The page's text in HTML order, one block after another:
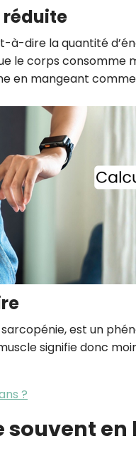
réduite
à-dire la quantité
le corps consomme
en mangeant
est un
signifie donc
?
en